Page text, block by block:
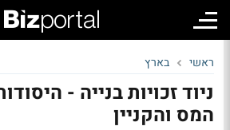
ראשי בארץ
ניוד זכויות בנייה -
המס והקניין